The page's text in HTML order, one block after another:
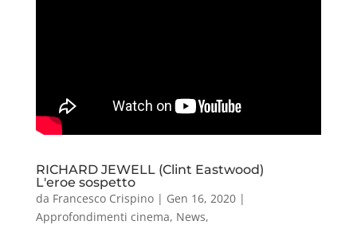
RICHARD JEWELL (Clint Eastwood)
L'eroe sospetto
da Francesco Crispino| Gen 16, 2020|
Approfondimenti cinema, News,